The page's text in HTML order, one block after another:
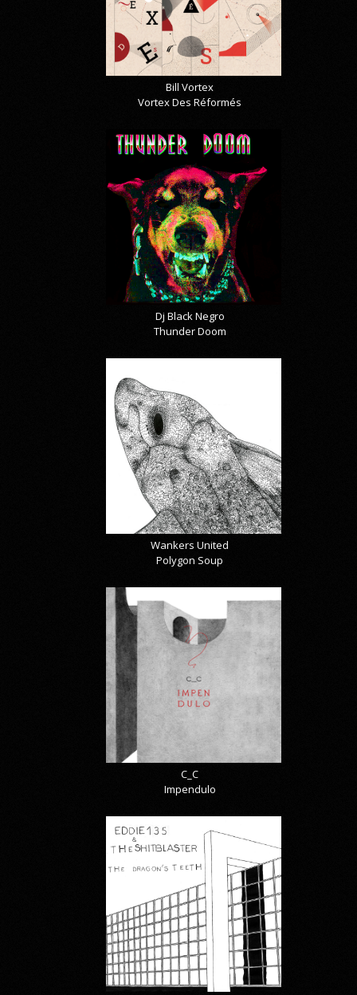
Bill Vortex
Vortex Des Réformés
Dj Black Negro
Thunder Doom
Wankers United
Polygon Soup
C_C
Impendulo